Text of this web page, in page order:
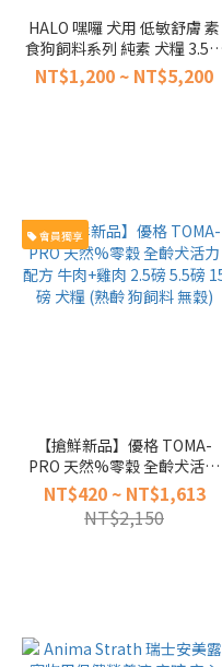
HALO 嘿囉 犬用 低敏舒膚 素
食狗飼料系列 純素 犬糧 3.5磅
10磅 21磅 海藻修復 皮膚 皮毛
低敏感
NT$1,200 ~ NT$5,200
會員獨享
【搶鮮新品】優格 TOMA-
PRO 天然%零穀 全齡犬活力
配方 牛肉+雞肉 2.5磅 5.5磅 15
磅 犬糧 (熟齡 狗飼料 無穀)
NT$420 ~ NT$1,613
NT$2,150